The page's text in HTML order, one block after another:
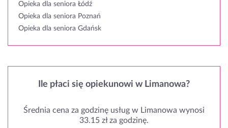
Opieka dla seniora Łódź
Opieka dla seniora Poznań
Opieka dla seniora Gdańsk
Ile płaci się opiekunowi w Limanowa?
Średnia cena za godzinę usług w Limanowa wynosi
33.15 zł za godzinę.